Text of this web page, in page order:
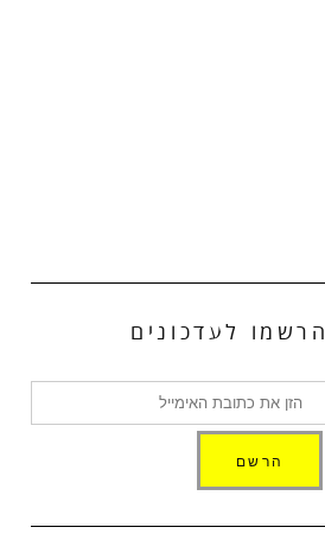
הרשמו לעדכונים